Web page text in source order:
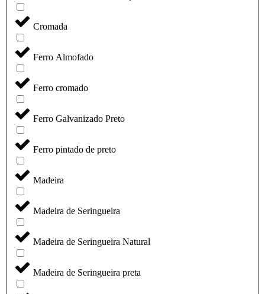
Cromada
Ferro Almofado
Ferro cromado
Ferro Galvanizado Preto
Ferro pintado de preto
Madeira
Madeira de Seringueira
Madeira de Seringueira Natural
Madeira de Seringueira preta